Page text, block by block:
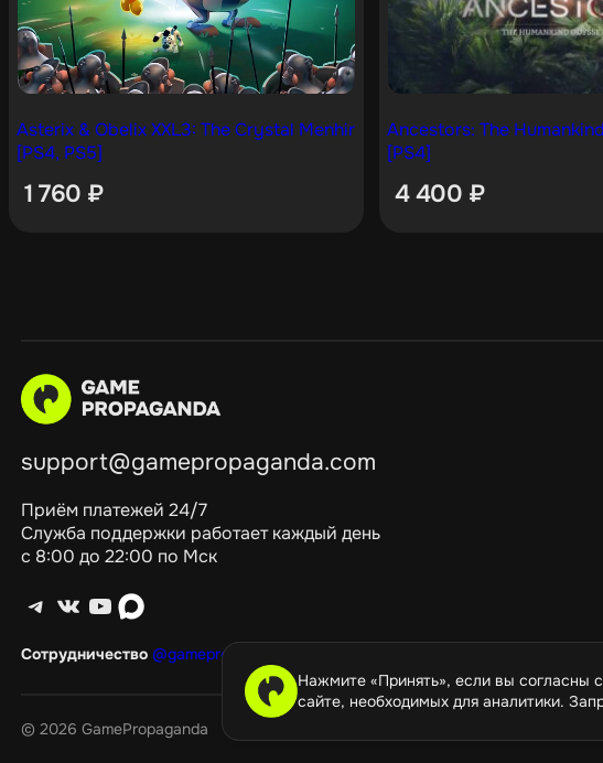
Нажмите «Принять», если вы согласны с
сайте, необходимых для аналитики.
Asterix & Obelix XXL3: The Crystal Menhir
[PS4, PS5]
1 760 ₽
Ancestors: The
[PS4]
4 400 ₽
support@gamepropaganda.com
Приём платежей 24/7
Служба поддержки работает каждый день
с 8:00 до 22:00 по Мск
Telegram ВКонтакте YouTube max
Сотрудничество @gamepropagandagang
©️ 2026 GamePropaganda